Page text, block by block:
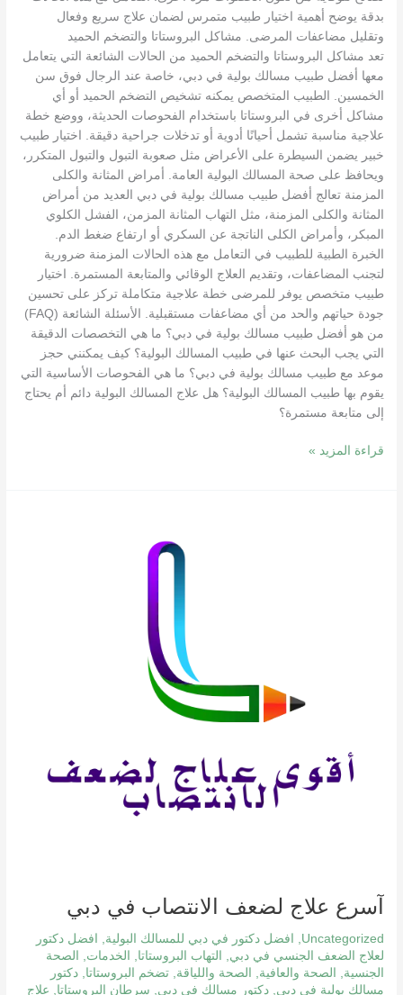
بدقة يوضح أهمية اختيار طبيب متمرس لضمان علاج سريع وفعال
وتقليل مضاعفات المرضى. مشاكل البروستاتا والتضخم الحميد
تعد مشاكل البروستاتا والتضخم الحميد من الحالات الشائعة التي يتعامل
معها أفضل طبيب مسالك بولية في دبي، خاصة عند الرجال فوق سن
الخمسين. الطبيب المتخصص يمكنه تشخيص التضخم الحميد أو أي
مشاكل أخرى في البروستاتا باستخدام الفحوصات الحديثة، ووضع خطة
علاجية مناسبة تشمل أحيانًا أدوية أو تدخلات جراحية دقيقة. اختيار طبيب
خبير يضمن السيطرة على الأعراض مثل صعوبة التبول والتبول المتكرر،
ويحافظ على صحة المسالك البولية العامة. أمراض المثانة والكلى
المزمنة تعالج أفضل طبيب مسالك بولية في دبي العديد من أمراض
المثانة والكلى المزمنة، مثل التهاب المثانة المزمن، الفشل الكلوي
المبكر، وأمراض الكلى الناتجة عن السكري أو ارتفاع ضغط الدم.
الخبرة الطبية للطبيب في التعامل مع هذه الحالات المزمنة ضرورية
لتجنب المضاعفات، وتقديم العلاج الوقائي والمتابعة المستمرة. اختيار
طبيب متخصص يوفر للمرضى خطة علاجية متكاملة تركز على تحسين
جودة حياتهم والحد من أي مضاعفات مستقبلية. الأسئلة الشائعة (FAQ)
من هو أفضل طبيب مسالك بولية في دبي؟ ما هي التخصصات الدقيقة
التي يجب البحث عنها في طبيب المسالك البولية؟ كيف يمكنني حجز
موعد مع طبيب مسالك بولية في دبي؟ ما هي الفحوصات الأساسية التي
يقوم بها طبيب المسالك البولية؟ هل علاج المسالك البولية دائم أم يحتاج
إلى متابعة مستمرة؟
قراءة المزيد »
آسرع علاج لضعف الانتصاب في دبي
Uncategorized
, افضل دكتور في دبي للمسالك البولية,
افضل دكتور
لعلاج الضعف الجنسي في دبي, التهاب البروستاتا, الخدمات,
الصحة
الجنسية, الصحة والعافية, الصحة واللياقة,تضخم البروستاتا,دكتور
مسالك بولية في دبي,دكتور مسالك في دبي, سرطان البروستاتا, علاج